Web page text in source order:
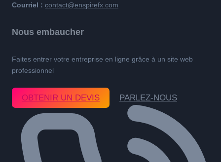
Courriel : contact@enspirefx.com
Nous embaucher
Faites entrer votre entreprise en ligne grâce à un site web
professionnel
OBTENIR UN DEVIS PARLEZ-NOUS